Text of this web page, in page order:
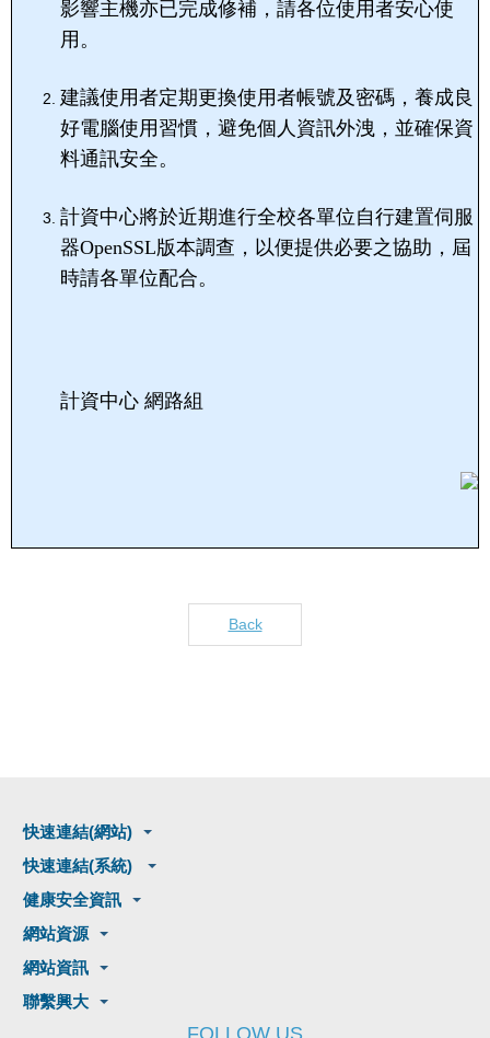
影響主機亦已完成修補，請各位使用者安心使
用。
建議使用者定期更換使用者帳號及密碼，養成良
好電腦使用習慣，避免個人資訊外洩，並確保資
料通訊安全。
計資中心將於近期進行全校各單位自行建置伺服
器OpenSSL版本調查，以便提供必要之協助，屆
時請各單位配合。
計資中心 網路組
Back
快速連結(網站)
快速連結(系統)
健康安全資訊
網站資源
網站資訊
聯繫興大
FOLLOW US